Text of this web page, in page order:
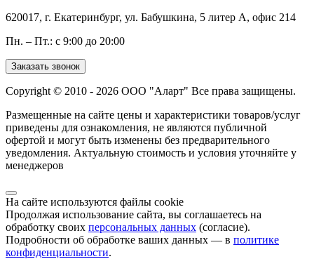
620017, г. Екатеринбург, ул. Бабушкина, 5 литер А, офис 214
Пн. – Пт.: с 9:00 до 20:00
Заказать звонок
Copyright © 2010 - 2026 ООО "Аларт" Все права защищены.
Размещенные на сайте цены и характеристики товаров/услуг
приведены для ознакомления, не являются публичной
офертой и могут быть изменены без предварительного
уведомления. Актуальную стоимость и условия уточняйте у
менеджеров
На сайте используются файлы cookie
Продолжая использование сайта, вы соглашаетесь на
обработку своих персональных данных (согласие).
Подробности об обработке ваших данных — в политике
конфиденциальности.